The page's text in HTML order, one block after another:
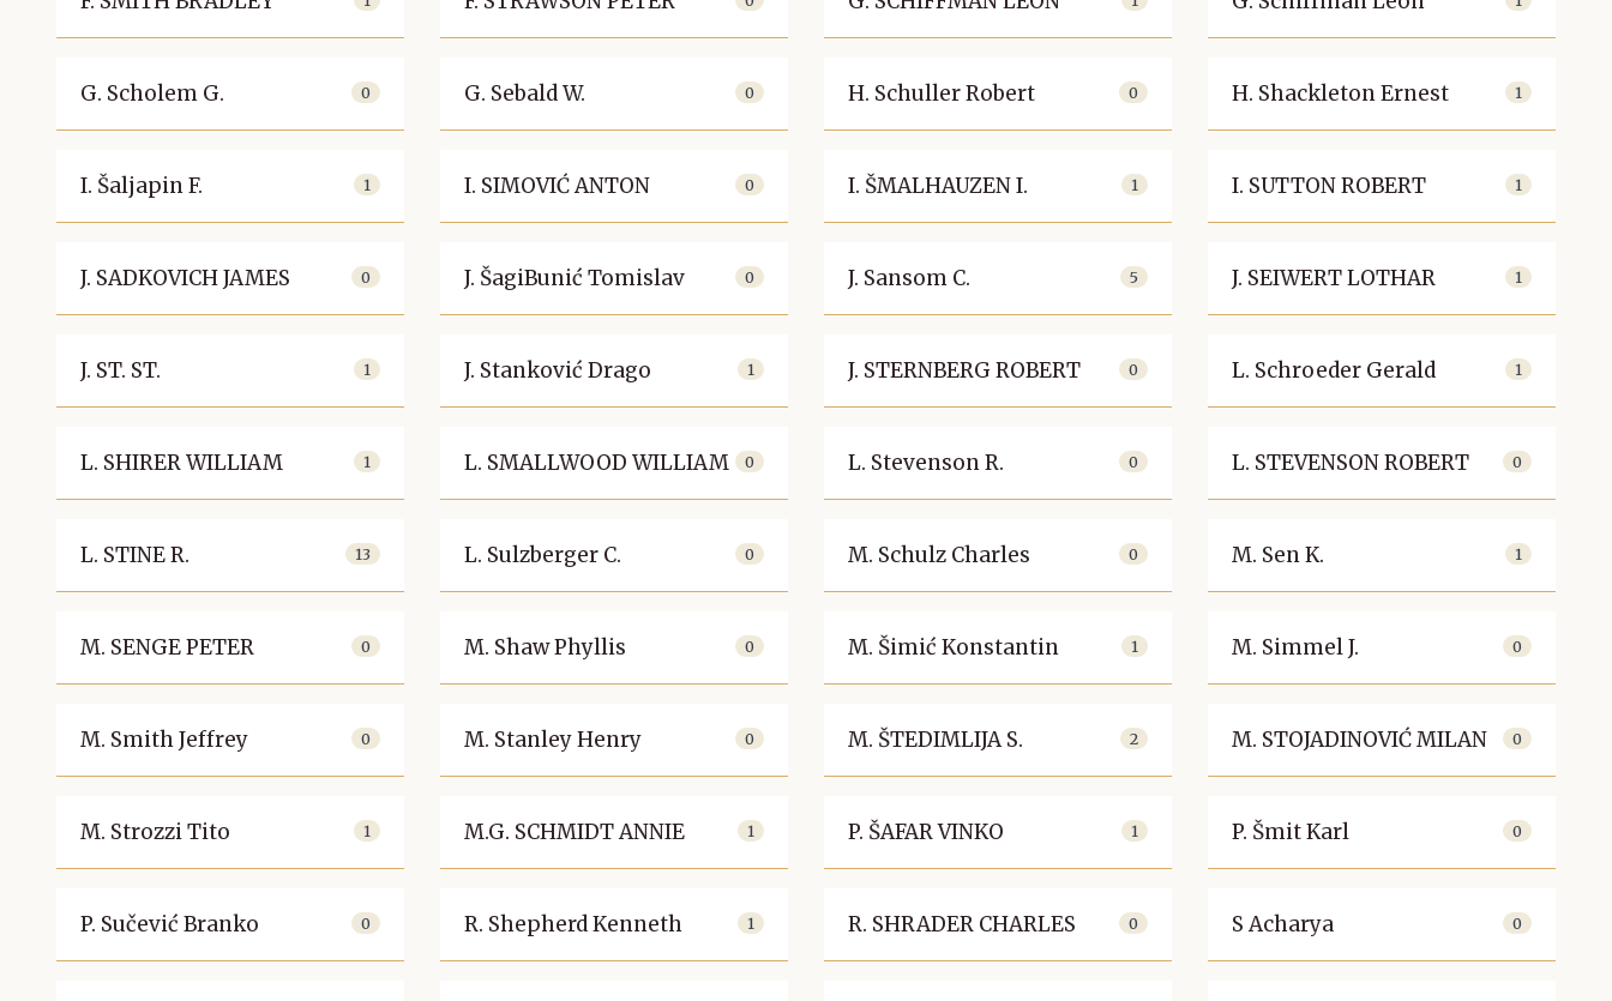
G. Scholem G. 0 G. Sebald W. 0 H. Schuller Robert 0 H. Shackleton Ernest 1
I. Šaljapin F. 1 I. SIMOVIĆ ANTON 0 I. ŠMALHAUZEN I. 1 I. SUTTON ROBERT 1
J. SADKOVICH JAMES 0 J. ŠagiBunić Tomislav 0 J. Sansom C. 5 J. SEIWERT LOTHAR 1
J. ST. ST. 1 J. Stanković Drago 1 J. STERNBERG ROBERT 0 L. Schroeder Gerald 1
L. SHIRER WILLIAM 1 L. SMALLWOOD WILLIAM 0 L. Stevenson R. 0 L. STEVENSON ROBERT 0
L. STINE R. 13 L. Sulzberger C. 0 M. Schulz Charles 0 M. Sen K. 1
M. SENGE PETER 0 M. Shaw Phyllis 0 M. Šimić Konstantin 1 M. Simmel J. 0
M. Smith Jeffrey 0 M. Stanley Henry 0 M. ŠTEDIMLIJA S. 2 M. STOJADINOVIĆ MILAN 0
M. Strozzi Tito 1 M.G. SCHMIDT ANNIE 1 P. ŠAFAR VINKO 1 P. Šmit Karl 0
P. Sučević Branko 0 R. Shepherd Kenneth 1 R. SHRADER CHARLES 0 S Acharya 0